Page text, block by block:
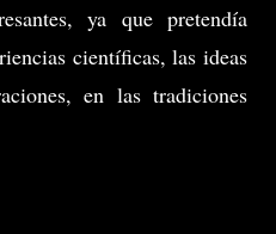
ya que pretendía
científicas, las ideas
en las tradiciones